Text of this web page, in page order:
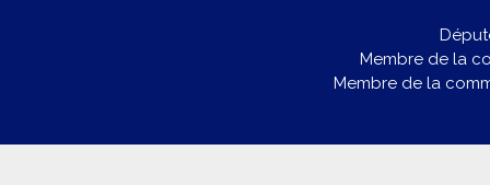
Membre de la
Membre de la